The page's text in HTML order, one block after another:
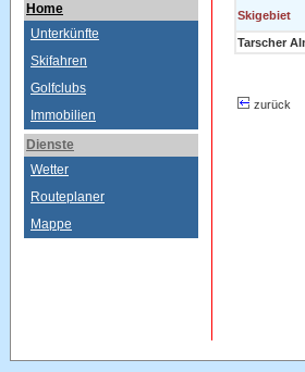
Home
Unterkünfte
Skifahren
Golfclubs
Immobilien
Dienste
Wetter
Routeplaner
Mappe
Skigebiet
Tarscher
zurück